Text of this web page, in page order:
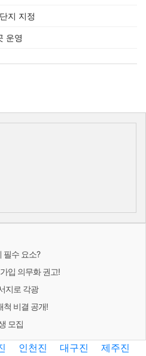
지 지정
운영
필수 요소?
입 의무화 권고!
지로 각광
척 비결 공개!
모집
인천진 대구진 제주진